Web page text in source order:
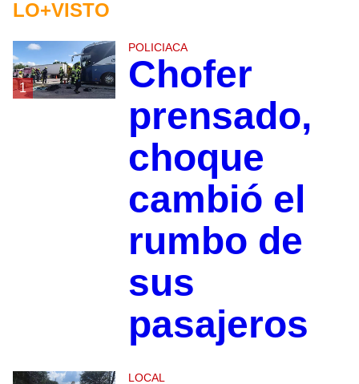
LO+VISTO
1
POLICIACA
Chofer
prensado,
choque
cambió el
rumbo de
sus
pasajeros
LOCAL